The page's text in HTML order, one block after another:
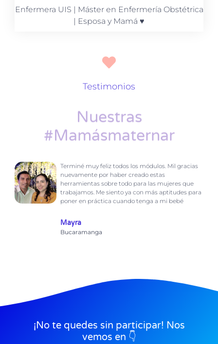
Enfermera UIS | Máster en Enfermería Obstétrica
| Esposa y Mamá ♥
Testimonios
Nuestras
#mamásmaternar
Terminé muy feliz todos los módulos. Mil gracias
nuevamente por haber creado estas
herramientas sobre todo para las mujeres que
trabajamos. Me siento ya con más aptitudes para
poner en práctica cuando tenga a mi bebé
Mayra
Bucaramanga
¡No te quedes sin participar! Nos
vemos en 👇